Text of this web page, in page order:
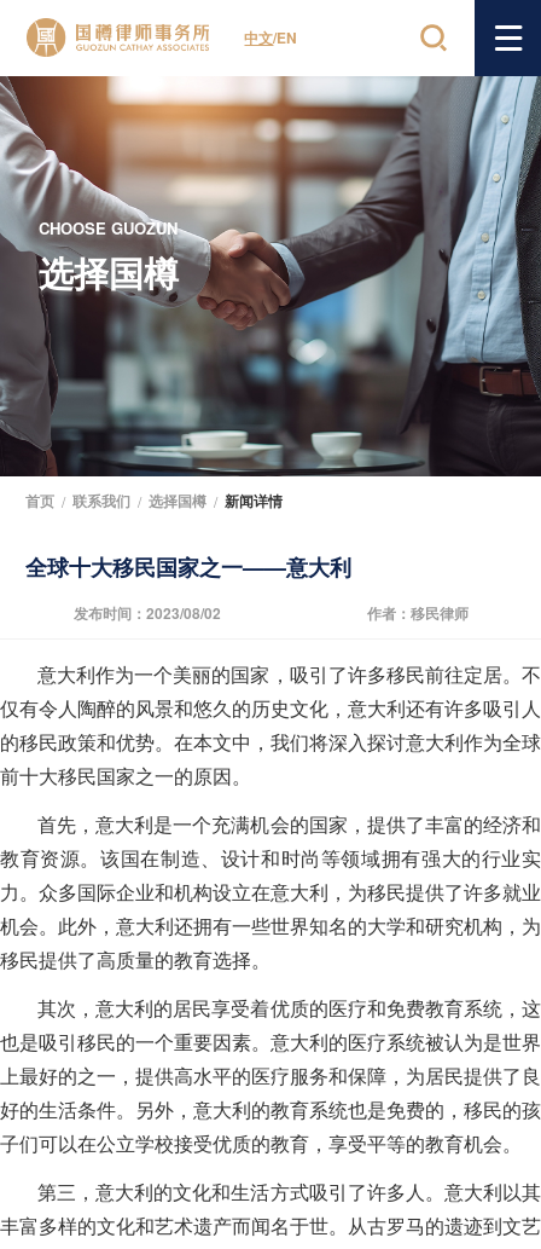
中文/EN
CHOOSE GUOZUN
选择国樽
首页 / 联系我们 / 选择国樽 / 新闻详情
全球十大移民国家之一——意大利
发布时间：2023/08/02 作者：移民律师
意大利作为一个美丽的国家，吸引了许多移民前往定居。不
仅有令人陶醉的风景和悠久的历史文化，意大利还有许多吸引人
的移民政策和优势。在本文中，我们将深入探讨意大利作为全球
前十大移民国家之一的原因。
首先，意大利是一个充满机会的国家，提供了丰富的经济和
教育资源。该国在制造、设计和时尚等领域拥有强大的行业实
力。众多国际企业和机构设立在意大利，为移民提供了许多就业
机会。此外，意大利还拥有一些世界知名的大学和研究机构，为
移民提供了高质量的教育选择。
其次，意大利的居民享受着优质的医疗和免费教育系统，这
也是吸引移民的一个重要因素。意大利的医疗系统被认为是世界
上最好的之一，提供高水平的医疗服务和保障，为居民提供了良
好的生活条件。另外，意大利的教育系统也是免费的，移民的孩
子们可以在公立学校接受优质的教育，享受平等的教育机会。
第三，意大利的文化和生活方式吸引了许多人。意大利以其
丰富多样的文化和艺术遗产而闻名于世。从古罗马的遗迹到文艺